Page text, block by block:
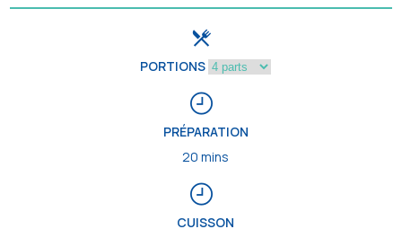
PORTIONS
PRÉPARATION
20 mins
CUISSON